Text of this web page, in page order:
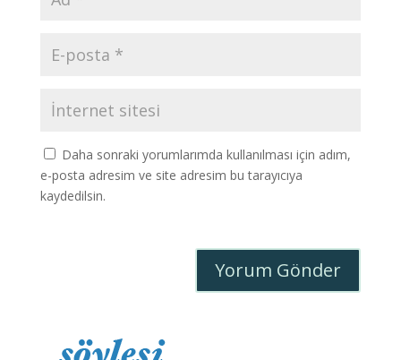
Daha sonraki yorumlarımda kullanılması için adım,
e-posta adresim ve site adresim bu tarayıcıya
kaydedilsin.